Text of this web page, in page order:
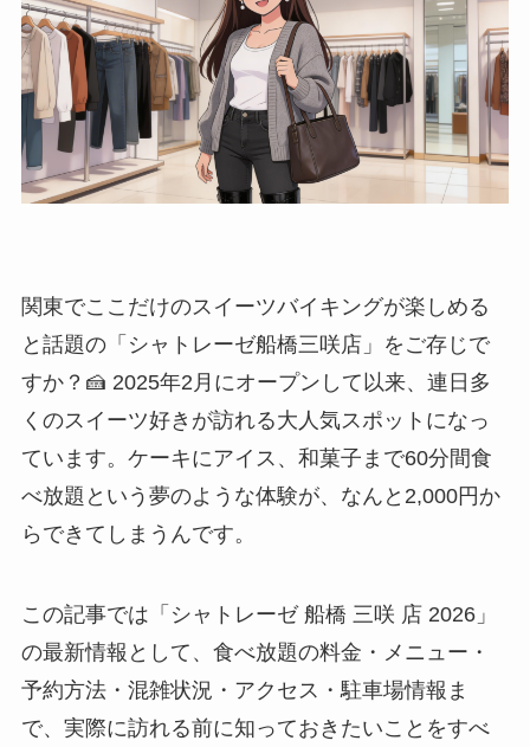
関東でここだけのスイーツバイキングが楽しめる
と話題の「シャトレーゼ船橋三咲店」をご存じで
すか？🍰 2025年2月にオープンして以来、連日多
くのスイーツ好きが訪れる大人気スポットになっ
ています。ケーキにアイス、和菓子まで60分間食
べ放題という夢のような体験が、なんと2,000円か
らできてしまうんです。
この記事では「シャトレーゼ 船橋 三咲 店 2026」
の最新情報として、食べ放題の料金・メニュー・
予約方法・混雑状況・アクセス・駐車場情報ま
で、実際に訪れる前に知っておきたいことをすべ